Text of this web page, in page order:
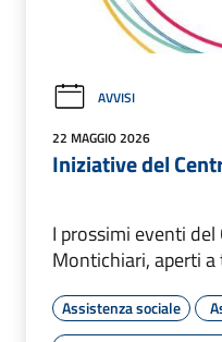
AVVISI
22 MAGGIO 2026
Iniziative del
I prossimi eventi del
Montichiari, aperti
Assistenza sociale